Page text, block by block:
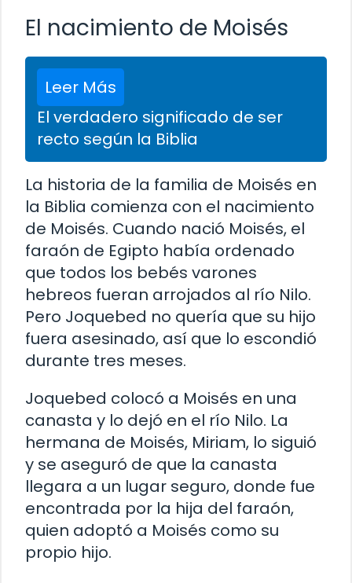
El nacimiento de Moisés
Leer Más
El verdadero significado de ser
recto según la Biblia
La historia de la familia de Moisés en
la Biblia comienza con el nacimiento
de Moisés. Cuando nació Moisés, el
faraón de Egipto había ordenado
que todos los bebés varones
hebreos fueran arrojados al río Nilo.
Pero Joquebed no quería que su hijo
fuera asesinado, así que lo escondió
durante tres meses.
Joquebed colocó a Moisés en una
canasta y lo dejó en el río Nilo. La
hermana de Moisés, Miriam, lo siguió
y se aseguró de que la canasta
llegara a un lugar seguro, donde fue
encontrada por la hija del faraón,
quien adoptó a Moisés como su
propio hijo.